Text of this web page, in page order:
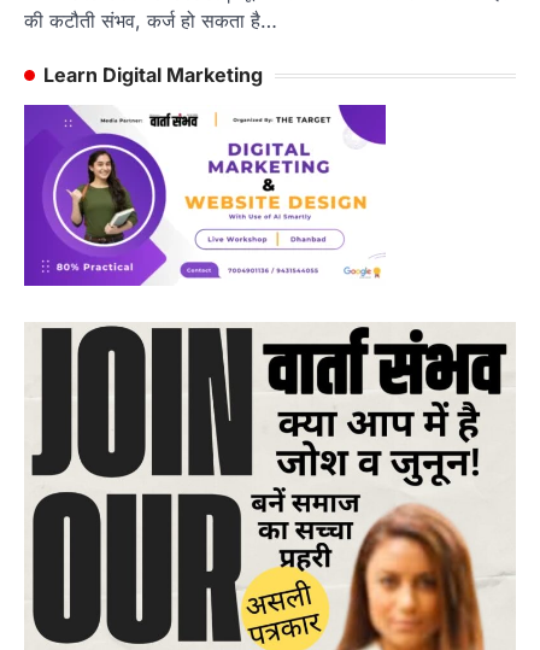
की कटौती संभव, कर्ज हो सकता है…
Learn Digital Marketing